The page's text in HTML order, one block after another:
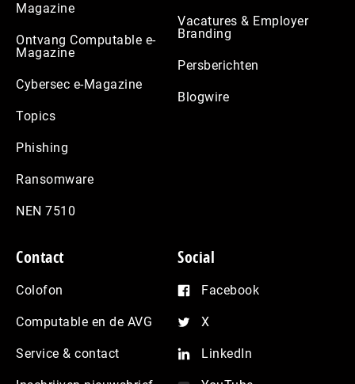
Magazine
Ontvang Computable e-
Magazine
Cybersec e-Magazine
Topics
Phishing
Ransomware
NEN 7510
Vacatures & Employer
Branding
Persberichten
Blogwire
Contact
Colofon
Computable en de AVG
Service & contact
Social
Facebook
X
LinkedIn